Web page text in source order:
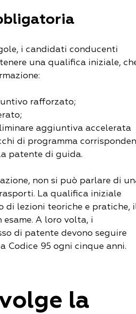
i candidati conducenti
una qualifica iniziale,
rafforzato;
aggiuntiva accelerata
di programma
patente di guida.
non si può parlare di
La qualifica iniziale
di lezioni teoriche e pratiche,
A loro volta, i
di patente devono seguire
Codice 95 ogni cinque anni.
la